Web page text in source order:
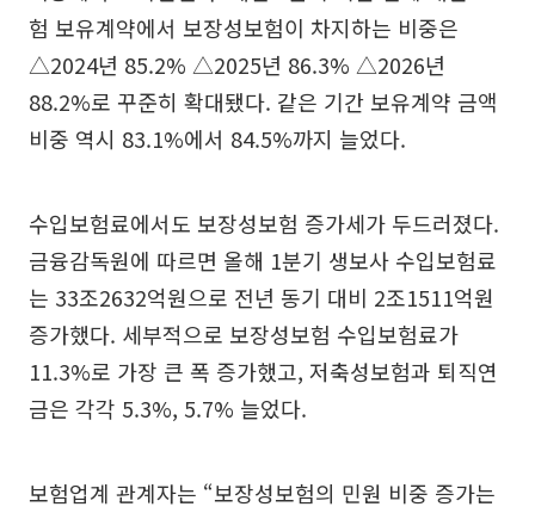
험 보유계약에서 보장성보험이 차지하는 비중은
△2024년 85.2% △2025년 86.3% △2026년
88.2%로 꾸준히 확대됐다. 같은 기간 보유계약 금액
비중 역시 83.1%에서 84.5%까지 늘었다.
수입보험료에서도 보장성보험 증가세가 두드러졌다.
금융감독원에 따르면 올해 1분기 생보사 수입보험료
는 33조2632억원으로 전년 동기 대비 2조1511억원
증가했다. 세부적으로 보장성보험 수입보험료가
11.3%로 가장 큰 폭 증가했고, 저축성보험과 퇴직연
금은 각각 5.3%, 5.7% 늘었다.
보험업계 관계자는 “보장성보험의 민원 비중 증가는